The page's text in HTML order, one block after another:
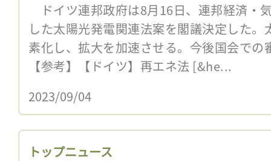
ドイツ連邦政府は8月16日、連邦経済・
した太陽光発電関連法案を閣議決定した
素化し、拡大を加速させる。今後国会での
【参考】【ドイツ】再エネ法 [&he...
2023/09/04
トップニュース